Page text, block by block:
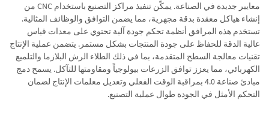
معايير جديدة في الصناعة. يمكّن تنفيذ مراكز التصنيع باستخدام CNC من
إنشاء هياكل معقدة بدقة مجهرية، مما يضمن التوافق والوظائف المثالية.
تستخدم هذه المرافق أنظمة تحكم جودة آلية تحتوي على معدات قياس
عالية الدقة للحفاظ على جودة المنتجات بشكل مستمر. يتضمن عملية الإنتاج
تقنيات معالجة السطح المتقدمة، بما في ذلك الطلاء الرش البلازما والتلميع
الكهربائي، مما يعزز توافق الزرعات بيولوجياً ومقاومتها للتآكل. يسمح دمج
مبادئ صناعة 4.0 بمراقبة الوقت الفعلي وتعديل معلمات الإنتاج لضمان
التحكم الأمثل في الجودة طوال عملية التصنيع.